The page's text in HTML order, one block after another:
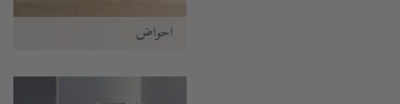
أحواض